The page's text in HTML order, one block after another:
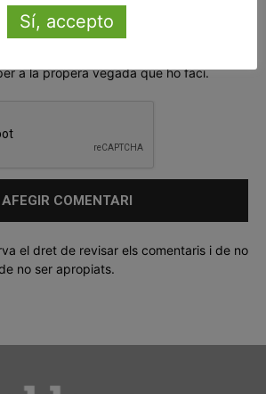
a la propera vegada que ho faci.
el dret de revisar els comentaris i de no
no ser apropiats.
Sí, accepto